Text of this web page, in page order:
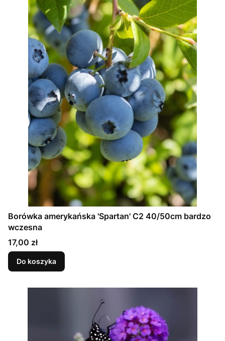
Borówka amerykańska 'Spartan' C2 40/50cm bardzo
wczesna
Cena
17,00 zł
Do koszyka